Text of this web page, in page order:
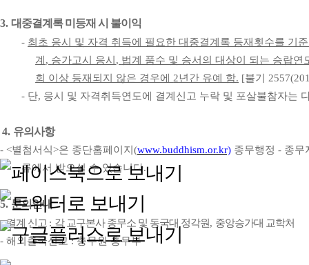
3. 대중결계록 미등재 시 불이익
- 최초 응시 및 자격 취득에 필요한 대중결계록 등재횟수를 기
계 , 승가고시 응시 , 법계 품수 및 승서의 대상이 되는 승랍
회 이상 등재되지 않은 경우에 2년간 유예 함. [불기
- 단, 응시 및 자격취득연도에 결계신고 누락 및 포살불참자는
4. 유의사항
- <별첨서식>은 종단홈페이지 (www.buddhism.or.kr) 종무행정 - 종무
류에서 받으실 수 있습니다.
5.문의안내
-결계 신고 : 각 교구본사 종무소 및 동국대 정각원, 중앙승가대 교학처
- 해외출국신고:총무원 총무부